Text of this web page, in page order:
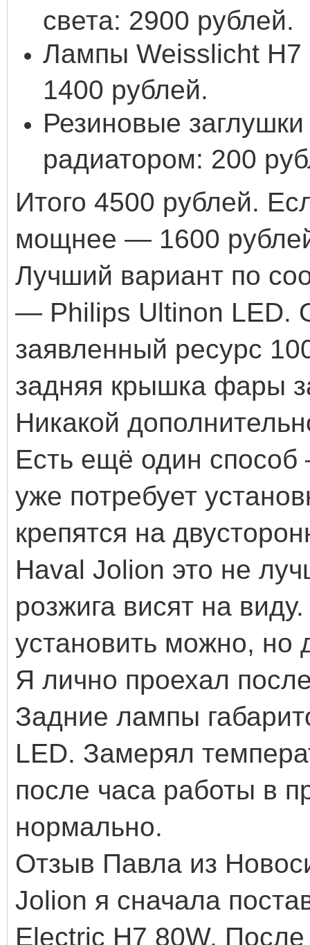
света: 2900 рублей.
Лампы Weisslicht H7
1400 рублей.
Резиновые
радиатором: 200
Итого 4500 рублей.
мощнее — 1600
Лучший вариант по
— Philips Ultinon LED.
заявленный ресурс
задняя крышка фары
Никакой
Есть ещё один способ
уже потребует
крепятся на
Haval Jolion это не
розжига висят на
установить можно, но
Я лично проехал
Задние лампы
LED. Замерял
после часа работы в
нормально.
Отзыв Павла из
Jolion я сначала
Electric H7 80W.